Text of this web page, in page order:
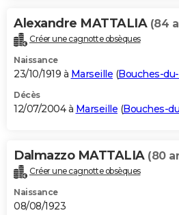
Alexandre MATTALIA (84
Créer une cagnotte obsèques
Naissance
23/10/1919 à Marseille (Bouches-
Décès
12/07/2004 à Marseille (Bouches-
Dalmazzo MATTALIA (80
Créer une cagnotte obsèques
Naissance
08/08/1923